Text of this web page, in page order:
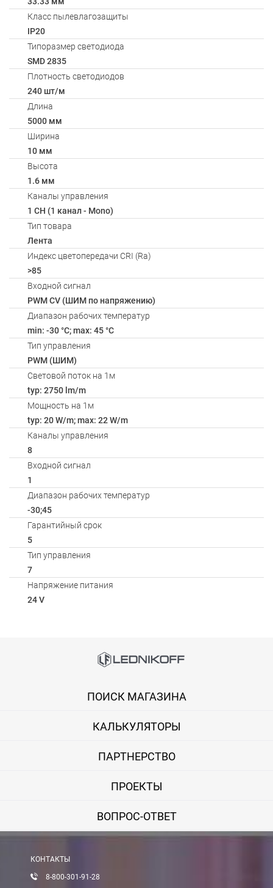
Класс пылевлагозащиты
IP20
Типоразмер светодиода
SMD 2835
Плотность светодиодов
240 шт/м
Длина
5000 мм
Ширина
10 мм
Высота
1.6 мм
Каналы управления
1 CH (1 канал - Mono)
Тип товара
Лента
Индекс цветопередачи CRI (Ra)
>85
Входной сигнал
PWM СV (ШИМ по напряжению)
Диапазон рабочих температур
min: -30 °C; max: 45 °C
Тип управления
PWM (ШИМ)
Световой поток на 1м
typ: 2750 lm/m
Мощность на 1м
typ: 20 W/m; max: 22 W/m
Каналы управления
8
Входной сигнал
1
Диапазон рабочих температур
-30;45
Гарантийный срок
5
Тип управления
7
Напряжение питания
24 V
Вы можете оплатить покупку на сайте банковской картой
Оплата при получении
Вы можете оплатить заказ непосредственно при получении
Вы можете оплатить заказ по выставленному счету в любом
ПОИСК МАГАЗИНА
КАЛЬКУЛЯТОРЫ
ПАРТНЕРСТВО
ПРОЕКТЫ
ВОПРОС-ОТВЕТ
КОНТАКТЫ
8-800-301-91-28